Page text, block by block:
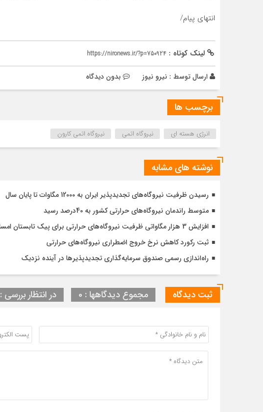
انتهای پیام/
لینک کوتاه : https://nironews.ir/?p=750924
ارسال توسط : نیرو نیوز بدون دیدگاه
برچسب ها
انرژی هسته ای نیروگاه اتمی نیروگاه اتمی کارون
نوشته های مشابه
رسیدن ظرفیت نیروگاه‌های تجدیدپذیر ایران به 12000 مگاوات تا پایان سال
متوسط راندمان نیروگاه‌های حرارتی کشور به 40درصد رسید
افزایش 3 هزار مگاواتی ظرفیت نیروگاه‌های حرارتی برای پیک تابستان امسال
ثبت رکورد کاهش نرخ خروج اضطراری نیروگاه‌های حرارتی
راه‌اندازی رسمی صندوق سرمایه‌گذاری تجدیدپذیرها در آینده نزدیک
ثبت دیدگاه مجموع دیدگاهها : 0 در انتظار بررسی : 0